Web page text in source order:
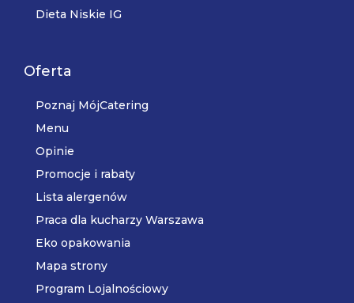
Dieta Niskie IG
Oferta
Poznaj MójCatering
Menu
Opinie
Promocje i rabaty
Lista alergenów
Praca dla kucharzy Warszawa
Eko opakowania
Mapa strony
Program Lojalnościowy